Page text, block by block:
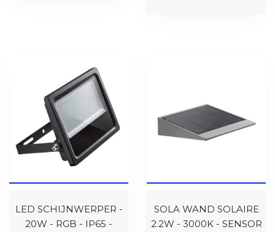
LED SCHIJNWERPER -
20W - RGB - IP65 -
SOLA WAND SOLAIRE
2.2W - 3000K - SENSOR